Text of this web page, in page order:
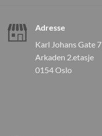
Adresse
Karl Johans Gate 7
Arkaden 2.etasje
0154 Oslo